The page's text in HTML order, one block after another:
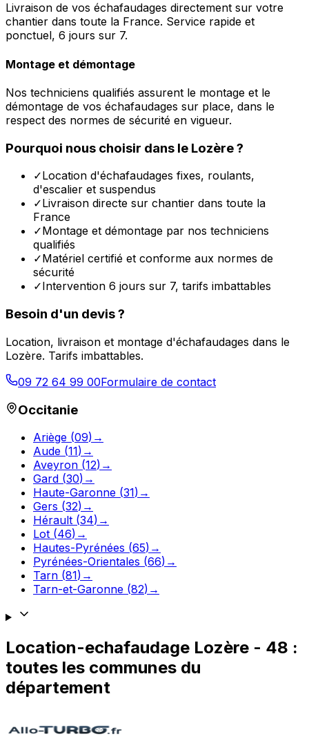
Livraison de vos échafaudages directement sur votre
chantier dans toute la France. Service rapide et
ponctuel, 6 jours sur 7.
Montage et démontage
Nos techniciens qualifiés assurent le montage et le
démontage de vos échafaudages sur place, dans le
respect des normes de sécurité en vigueur.
Pourquoi nous choisir dans le Lozère?
✓Location d'échafaudages fixes, roulants,
d'escalier et suspendus
✓Livraison directe sur chantier dans toute la
France
✓Montage et démontage par nos techniciens
qualifiés
✓Matériel certifié et conforme aux normes de
sécurité
✓Intervention 6 jours sur 7, tarifs imbattables
Besoin d'un devis ?
Location, livraison et montage d'échafaudages dans le
Lozère. Tarifs imbattables.
09 72 64 99 00Formulaire de contact
Occitanie
Ariège (09) →
Aude (11) →
Aveyron (12) →
Gard (30) →
Haute-Garonne (31) →
Gers (32) →
Hérault (34) →
Lot (46) →
Hautes-Pyrénées (65) →
Pyrénées-Orientales (66) →
Tarn (81) →
Tarn-et-Garonne (82) →
Location-echafaudage Lozère - 48 :
toutes les communes du
département